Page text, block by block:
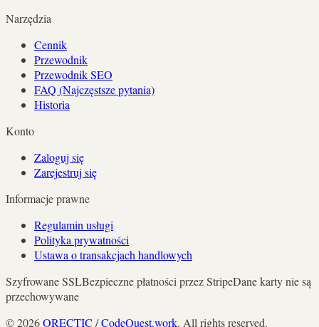
Narzędzia
Cennik
Przewodnik
Przewodnik SEO
FAQ (Najczęstsze pytania)
Historia
Konto
Zaloguj się
Zarejestruj się
Informacje prawne
Regulamin usługi
Polityka prywatności
Ustawa o transakcjach handlowych
Szyfrowane SSLBezpieczne płatności przez StripeDane karty nie są
przechowywane
©2026ORECTIC /CodeQuest.work. All rights reserved.